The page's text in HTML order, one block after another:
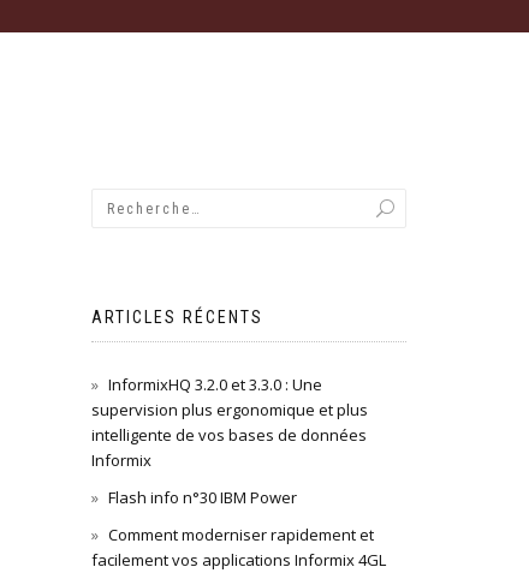
ARTICLES RÉCENTS
InformixHQ 3.2.0 et 3.3.0 : Une
supervision plus ergonomique et plus
intelligente de vos bases de données
Informix
Flash info n°30 IBM Power
Comment moderniser rapidement et
facilement vos applications Informix 4GL